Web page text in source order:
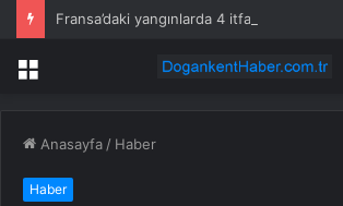
Fransa’daki yangınlarda 4 itfaiye eri
Menü
Anasayfa / Haber
Haber